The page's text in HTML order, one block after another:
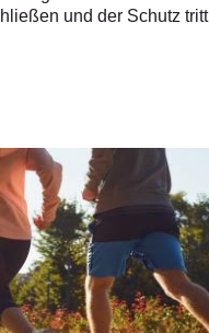
und der Schutz tritt